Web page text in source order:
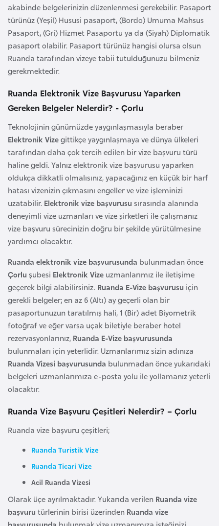
akabinde belgelerinizin düzenlenmesi gerekebilir. Pasaport
türünüz (Yeşil) Hususi pasaport, (Bordo) Umuma Mahsus
Pasaport, (Gri) Hizmet Pasaportu ya da (Siyah) Diplomatik
pasaport olabilir. Pasaport türünüz hangisi olursa olsun
Ruanda tarafından vizeye tabii tutulduğunuzu bilmeniz
gerekmektedir.
Ruanda Elektronik Vize Başvurusu Yaparken
Gereken Belgeler Nelerdir? - Çorlu
Teknolojinin günümüzde yaygınlaşmasıyla beraber
Elektronik Vizegittikçe yaygınlaşmaya ve dünya ülkeleri
tarafından daha çok tercih edilen bir vize başvuru türü
haline geldi. Yalnız elektronik vize başvurusu yaparken
oldukça dikkatli olmalısınız, yapacağınız en küçük bir harf
hatası vizenizin çıkmasını engeller ve vize işleminizi
uzatabilir. Elektronik vize başvurusu sırasında alanında
deneyimli vize uzmanları ve vize şirketleri ile çalışmanız
vize başvuru sürecinizin doğru bir şekilde yürütülmesine
yardımcı olacaktır.
Ruanda elektronik vize başvurusunda bulunmadan önce
Çorlu şubesi Elektronik Vize uzmanlarımız ile iletişime
geçerek bilgi alabilirsiniz. Ruanda E-Vize başvurusu için
gerekli belgeler; en az 6 (Altı) ay geçerli olan bir
pasaportunuzun taratılmış hali, 1 (Bir) adet Biyometrik
fotoğraf ve eğer varsa uçak biletiyle beraber hotel
rezervasyonlarınız, Ruanda E-Vize başvurusunda
bulunmaları için yeterlidir. Uzmanlarımız sizin adınıza
Ruanda Vizesi başvurusunda bulunmadan önce yukarıdaki
belgeleri uzmanlarımıza e-posta yolu ile yollamanız yeterli
olacaktır.
Ruanda Vize Başvuru Çeşitleri Nelerdir? – Çorlu
Ruanda vize başvuru çeşitleri;
Ruanda Turistik Vize
Ruanda Ticari Vize
Acil Ruanda Vizesi
Olarak üçe ayrılmaktadır. Yukarıda verilen Ruanda vize
başvuru türlerinin birisi üzerinden Ruanda vize
k
a
B
e
n
i
n
B
o
s
n
a
H
e
r
s
e
k
B
u
l
g
a
r
i
s
t
n
i
n
a